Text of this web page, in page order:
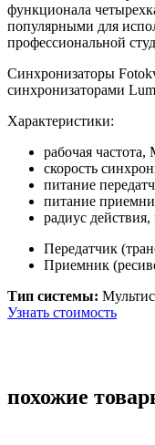
функционала
популярными для
профессиональной
Синхронизаторы
синхронизаторами
Характеристики:
рабочая
скорость
питание
питание
радиус
Передатчик
Приемник
Тип системы:
Узнать стоимость
похожие